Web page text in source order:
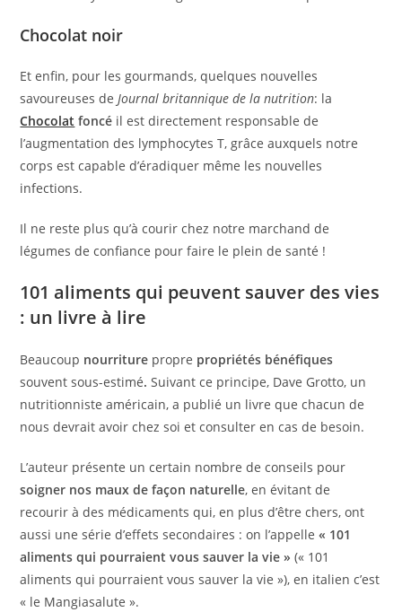
Chocolat noir
Et enfin, pour les gourmands, quelques nouvelles
savoureuses de Journal britannique de la nutrition: la
Chocolat foncé il est directement responsable de
l’augmentation des lymphocytes T, grâce auxquels notre
corps est capable d’éradiquer même les nouvelles
infections.
Il ne reste plus qu’à courir chez notre marchand de
légumes de confiance pour faire le plein de santé !
101 aliments qui peuvent sauver des vies
: un livre à lire
Beaucoup nourriture propre propriétés bénéfiques
souvent sous-estimé.Suivant ce principe, Dave Grotto, un
nutritionniste américain, a publié un livre que chacun de
nous devrait avoir chez soi et consulter en cas de besoin.
L’auteur présente un certain nombre de conseils pour
soigner nos maux de façon naturelle, en évitant de
recourir à des médicaments qui, en plus d’être chers, ont
aussi une série d’effets secondaires : on l’appelle« 101
aliments qui pourraient vous sauver la vie »(« 101
aliments qui pourraient vous sauver la vie »), en italien c’est
« le Mangiasalute ».